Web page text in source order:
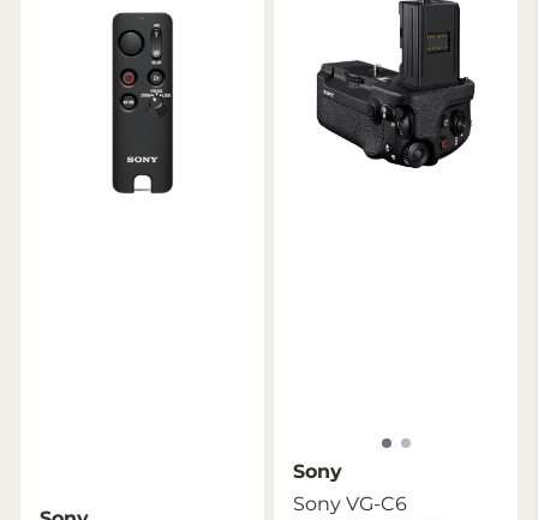
Sony
Sony VG-C6